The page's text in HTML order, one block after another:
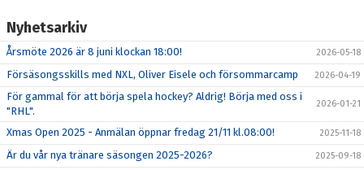
DIGITAL FÖRFRÅGAN OM PROVSPEL/FÖRENINGSBYTE
REGISTRERA DITT REGISTERUTDRAG SOM LEDARE
Nyhetsarkiv
Årsmöte 2026 är 8 juni klockan 18:00! 2026-05-18
Försäsongsskills med NXL, Oliver Eisele och försommarcamp 2026-04-19
För gammal för att börja spela hockey? Aldrig! Börja med oss i
"RHL".
2026-01-21
Xmas Open 2025 - Anmälan öppnar fredag 21/11 kl.08:00! 2025-11-18
Är du vår nya tränare säsongen 2025-2026? 2025-09-18